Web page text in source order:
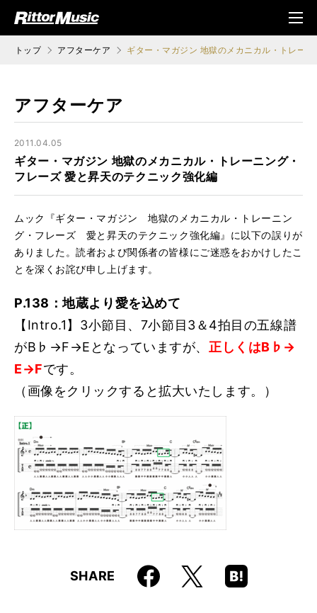
ジック (Rittor Musi
メニ
ュ
トップ アフターケア ギター・マガジン 地獄のメカニカル・トレー
アフターケア
2011.04.05
ギター・マガジン 地獄のメカニカル・トレーニング・
フレーズ 愛と昇天のテクニック強化編
ムック『ギター・マガジン 地獄のメカニカル・トレーニン
グ・フレーズ 愛と昇天のテクニック強化編』に以下の誤りが
ありました。読者および関係者の皆様にご迷惑をおかけしたこ
とを深くお詫び申し上げます。
P.138：地蔵より愛を込めて
【Intro.1】3小節目、7小節目3＆4拍目の五線譜
がB♭→F→Eとなっていますが、 正しくはB♭→
E→Fです。
（画像をクリックすると拡大いたします。）
SHARE Faceboo
k
X
Hatena
Boo